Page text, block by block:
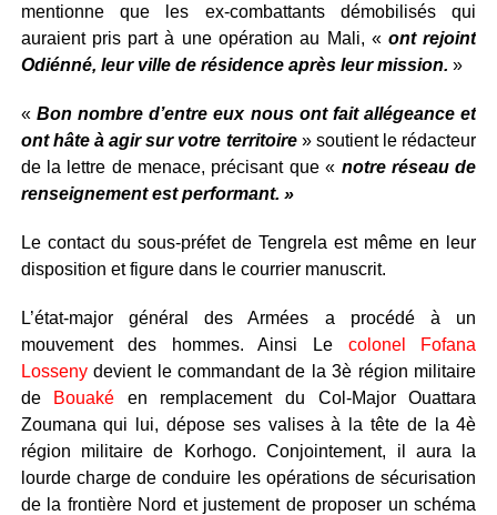
mentionne que les ex-combattants démobilisés qui
auraient pris part à une opération au Mali, «ont rejoint
Odiénné, leur ville de résidence après leur mission. »
« Bon nombre d’entre eux nous ont fait allégeance et
ont hâte à agir sur votre territoire» soutient le rédacteur
de la lettre de menace, précisant que « notre réseau de
renseignement est performant. »
Le contact du sous-préfet de Tengrela est même en leur
disposition et figure dans le courrier manuscrit.
L’état-major général des Armées a procédé à un
mouvement des hommes. Ainsi Le colonel Fofana
Lossenydevient le commandant de la 3è région militaire
de
Bouaké en remplacement du Col-Major Ouattara
Zoumana qui lui, dépose ses valises à la tête de la 4è
région militaire de Korhogo. Conjointement, il aura la
lourde charge de conduire les opérations de sécurisation
de la frontière Nord et justement de proposer un schéma